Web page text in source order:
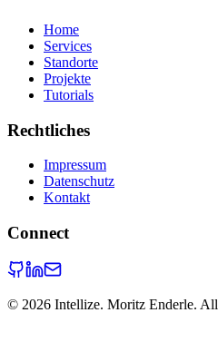
Home
Services
Standorte
Projekte
Tutorials
Rechtliches
Impressum
Datenschutz
Kontakt
Connect
© 2026 Intellize. Moritz Enderle.